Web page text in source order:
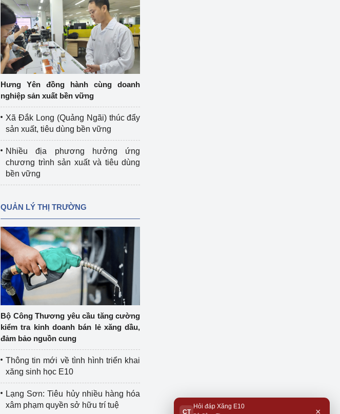
Hưng Yên đồng hành cùng doanh
nghiệp sản xuất bền vững
Xã Đắk Long (Quảng Ngãi) thúc đẩy
sản xuất, tiêu dùng bền vững
Nhiều địa phương hưởng ứng
chương trình sản xuất và tiêu dùng
bền vững
QUẢN LÝ THỊ TRƯỜNG
Bộ Công Thương yêu cầu tăng cường
kiểm tra kinh doanh bán lẻ xăng dầu,
đảm bảo nguồn cung
Thông tin mới về tình hình triển khai
xăng sinh học E10
Lạng Sơn: Tiêu hủy nhiều hàng hóa
xâm phạm quyền sở hữu trí tuệ
CT
Hỏi đáp Xăng E10
×